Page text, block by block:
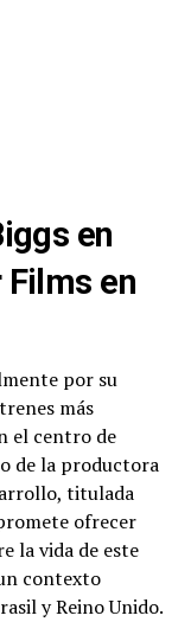
en
en
por su
más
el centro de
de la productora
titulada
ofrecer
la vida de este
contexto
y Reino Unido.